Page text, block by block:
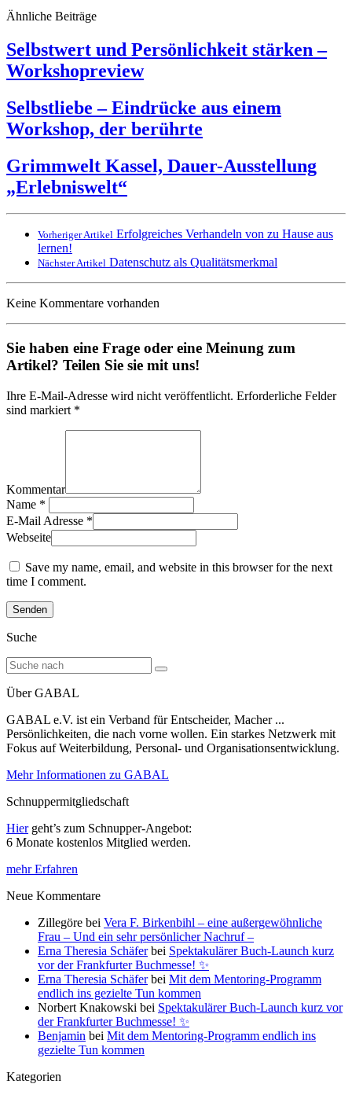
Ähnliche Beiträge
Selbstwert und Persönlichkeit stärken –
Workshopreview
Selbstliebe – Eindrücke aus einem
Workshop, der berührte
Grimmwelt Kassel, Dauer-Ausstellung
„Erlebniswelt“
Vorheriger Artikel Erfolgreiches Verhandeln von zu Hause aus
lernen!
Nächster Artikel Datenschutz als Qualitätsmerkmal
Keine Kommentare vorhanden
Sie haben eine Frage oder eine Meinung zum
Artikel? Teilen Sie sie mit uns!
Ihre E-Mail-Adresse wird nicht veröffentlicht. Erforderliche Felder
sind markiert *
Kommentar
Name *
E-Mail Adresse *
Webseite
Save my name, email, and website in this browser for the next
time I comment.
Suche
Über GABAL
GABAL e.V. ist ein Verband für Entscheider, Macher ...
Persönlichkeiten, die nach vorne wollen. Ein starkes Netzwerk mit
Fokus auf Weiterbildung, Personal- und Organisationsentwicklung.
Mehr Informationen zu GABAL
Schnuppermitgliedschaft
Hiergeht’s zum Schnupper-Angebot:
6 Monate kostenlos Mitglied werden.
mehr Erfahren
Neue Kommentare
Zillegöre bei Vera F. Birkenbihl – eine außergewöhnliche
Frau – Und ein sehr persönlicher Nachruf –
Erna Theresia Schäferbei Spektakulärer Buch-Launch kurz
vor der Frankfurter Buchmesse! ✨
Erna Theresia Schäferbei Mit dem Mentoring-Programm
endlich ins gezielte Tun kommen
Norbert Knakowski bei Spektakulärer Buch-Launch kurz vor
der Frankfurter Buchmesse! ✨
Benjamin bei Mit dem Mentoring-Programm endlich ins
gezielte Tun kommen
Kategorien